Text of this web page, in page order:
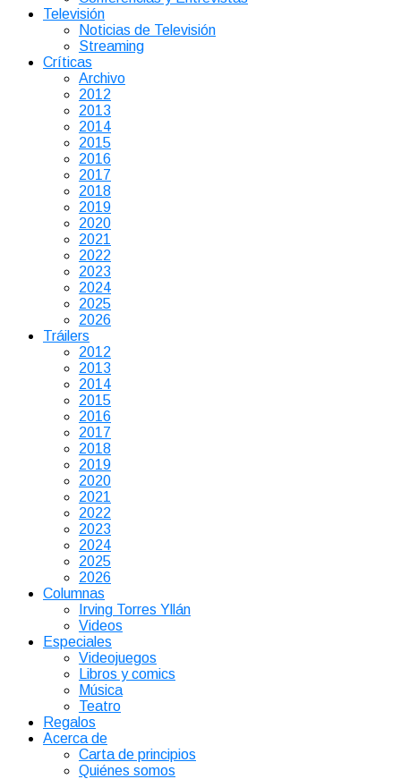
Televisión
Noticias de Televisión
Streaming
Críticas
Archivo
2012
2013
2014
2015
2016
2017
2018
2019
2020
2021
2022
2023
2024
2025
2026
Tráilers
2012
2013
2014
2015
2016
2017
2018
2019
2020
2021
2022
2023
2024
2025
2026
Columnas
Irving Torres Yllán
Videos
Especiales
Videojuegos
Libros y comics
Música
Teatro
Regalos
Acerca de
Carta de principios
Quiénes somos